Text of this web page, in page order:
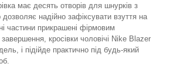
має десять отворів для шнурків з
надійно зафіксувати взуття на
частини прикрашені фірмовим
кросівки чоловічі Nike Blazer
і підійде практично під будь-який